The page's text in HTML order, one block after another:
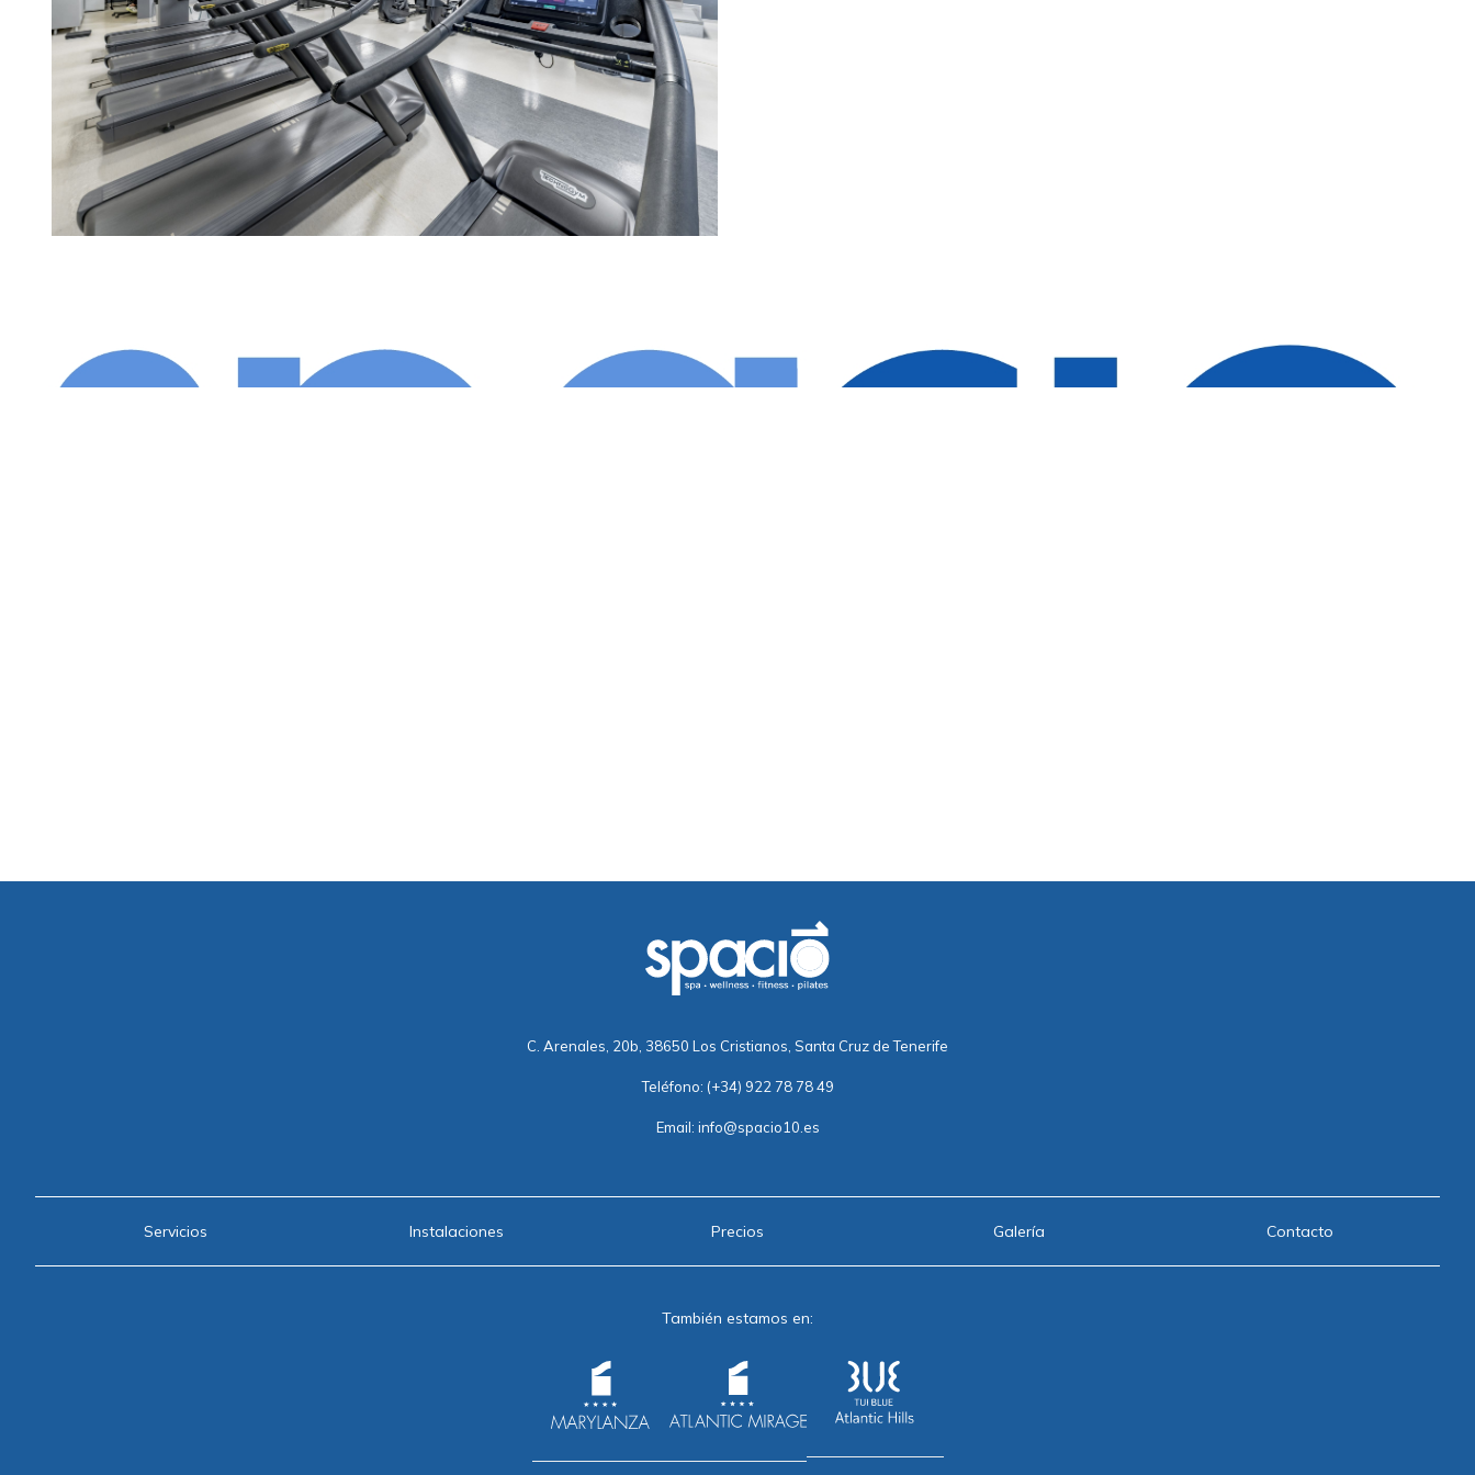
C. Arenales, 20b, 38650 Los Cristianos, Santa Cruz de Tenerife
Teléfono: (+34) 922 78 78 49
Email: info@spacio10.es
Servicios Instalaciones Precios Galería Contacto
También estamos en: